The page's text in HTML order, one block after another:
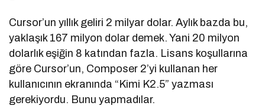
Cursor’un yıllık geliri 2 milyar dolar. Aylık bazda bu,
yaklaşık 167 milyon dolar demek. Yani 20 milyon
dolarlık eşiğin 8 katından fazla. Lisans koşullarına
göre Cursor’un, Composer 2’yi kullanan her
kullanıcının ekranında “Kimi K2.5” yazması
gerekiyordu. Bunu yapmadılar.